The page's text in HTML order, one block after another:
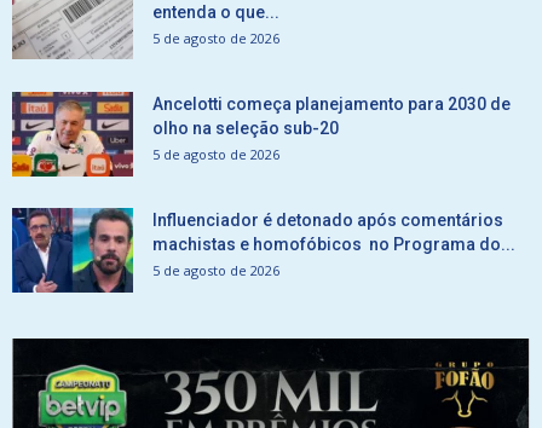
entenda o que...
5 de agosto de 2026
Ancelotti começa planejamento para 2030 de
olho na seleção sub-20
5 de agosto de 2026
Influenciador é detonado após comentários
machistas e homofóbicos no Programa do...
5 de agosto de 2026